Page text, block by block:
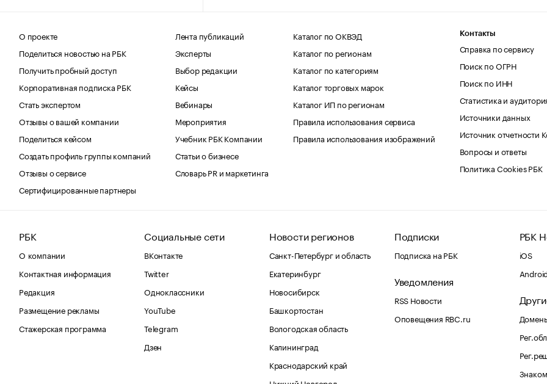
О проекте
Поделиться новостью на РБК
Получить пробный доступ
Корпоративная подписка РБК
Стать экспертом
Отзывы о вашей компании
Поделиться кейсом
Создать профиль группы компаний
Отзывы о сервисе
Сертифицированные партнеры
Лента публикаций
Эксперты
Выбор редакции
Кейсы
Вебинары
Мероприятия
Учебник РБК Компании
Статьи о бизнесе
Словарь PR и маркетинга
Каталог по ОКВЭД
Каталог по регионам
Каталог по категориям
Каталог торговых марок
Каталог ИП по регионам
Правила использования сервиса
Правила использования изображений
Контакты
Справка по сервису
Поиск по ОГРН
Поиск по ИНН
Статистика и
Источники данных
Источник отчетности
Вопросы и ответы
Политика Cookies РБК
РБК
О компании
Контактная информация
Редакция
Размещение рекламы
Стажерская программа
Социальные сети
ВКонтакте
Twitter
Одноклассники
YouTube
Telegram
Дзен
Новости регионов
Санкт-Петербург и область
Екатеринбург
Новосибирск
Башкортостан
Вологодская область
Калининград
Краснодарский край
Подписки
Подписка на РБК
Уведомления
RSS Новости
Оповещения RBC.ru
РБК
iOS